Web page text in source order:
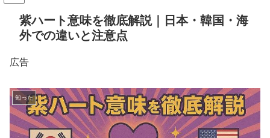
紫ハート意味を徹底解説｜日本・韓国・海
外での違いと注意点
広告
知った